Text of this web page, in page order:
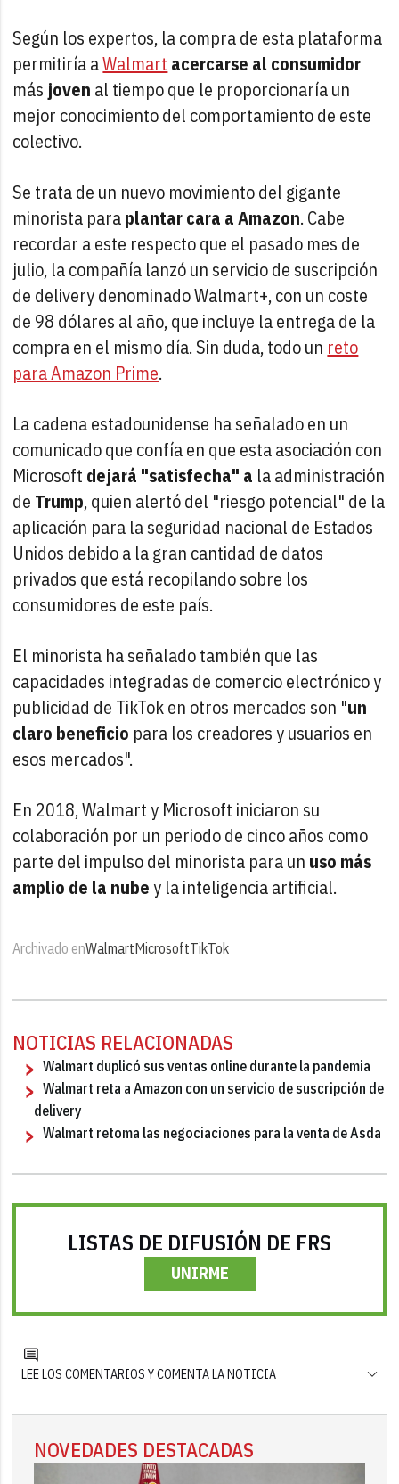
Según los expertos, la compra de esta plataforma
permitiría aWalmart acercarse al consumidor
más joven al tiempo que le proporcionaría un
mejor conocimiento del comportamiento de este
colectivo.
Se trata de un nuevo movimiento del gigante
minorista paraplantar cara a Amazon. Cabe
recordar a este respecto que el pasado mes de
julio, la compañía lanzó un servicio de suscripción
de delivery denominado Walmart+, con un coste
de 98 dólares al año, que incluye la entrega de la
compra en el mismo día. Sin duda, todo un reto
para Amazon Prime.
La cadena estadounidense ha señalado en un
comunicado que confía en que esta asociación con
Microsoft dejará "satisfecha" a la administración
de Trump, quien alertó del "riesgo potencial" de la
aplicación para la seguridad nacional de Estados
Unidos debido a la gran cantidad de datos
privados que está recopilando sobre los
consumidores de este país.
El minorista ha señalado también que las
capacidades integradas de comercio electrónico y
publicidad de TikTok en otros mercados son "un
claro beneficio para los creadores y usuarios en
esos mercados".
En 2018, Walmart y Microsoft iniciaron su
colaboración por un periodo de cinco años como
parte del impulso del minorista para un uso más
amplio de la nubey la inteligencia artificial.
Archivado enWalmartMicrosoftTikTok
NOTICIAS RELACIONADAS
Walmart duplicó sus ventas online durante la pandemia
Walmart reta a Amazon con un servicio de suscripción de
delivery
Walmart retoma las negociaciones para la venta de Asda
LISTAS DE DIFUSIÓN DE FRS
UNIRME
LEE LOS COMENTARIOS Y COMENTA LA NOTICIA
NOVEDADES DESTACADAS